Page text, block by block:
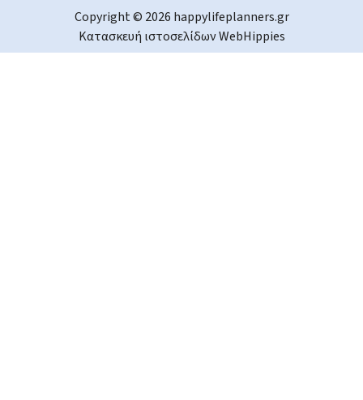
Copyright © 2026 happylifeplanners.gr
Κατασκευή ιστοσελίδωνWebHippies